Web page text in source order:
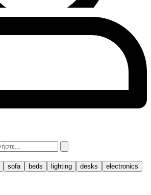
sofa beds lighting desks electronics